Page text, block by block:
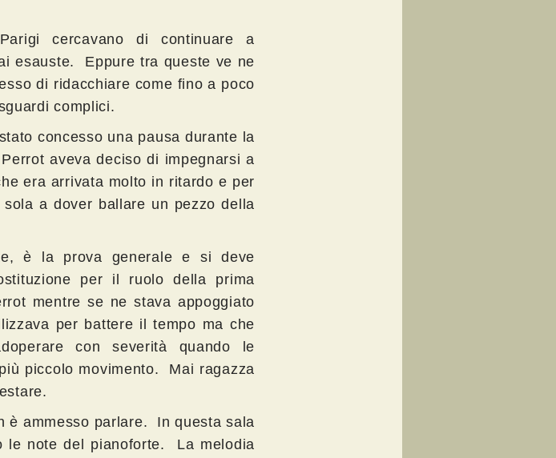
cercavano di continuare a
esauste. Eppure tra queste ve ne
di ridacchiare come fino a poco
complici.
concesso una pausa durante la
aveva deciso di impegnarsi a
era arrivata molto in ritardo e per
a dover ballare un pezzo della
è la prova generale e si deve
per il ruolo della prima
mentre se ne stava appoggiato
per battere il tempo ma che
con severità quando le
piccolo movimento. Mai ragazza
è ammesso parlare. In questa sala
le note del pianoforte. La melodia